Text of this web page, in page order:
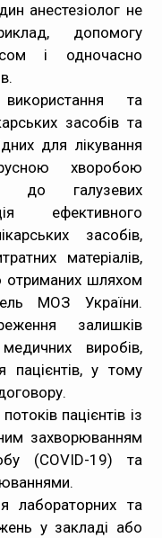
анестезіолог не
допомогу
і одночасно
використання та
засобів та
для лікування
хворобою
до галузевих
ефективного
засобів,
матеріалів,
отриманих шляхом
МОЗ України.
залишків
виробів,
пацієнтів, у тому
пацієнтів із
захворюванням
(COVID-19) та
лабораторних та
у закладі або